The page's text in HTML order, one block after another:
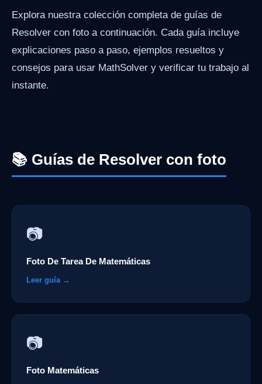
Explora nuestra colección completa de guías de
Resolver con foto a continuación. Cada guía incluye
explicaciones paso a paso, ejemplos resueltos y
consejos para usar MathSolver y verificar tu trabajo al
instante.
📚 Guías de Resolver con foto
📷
Foto De Tarea De Matemáticas
Leer guía →
📷
Foto Matemáticas